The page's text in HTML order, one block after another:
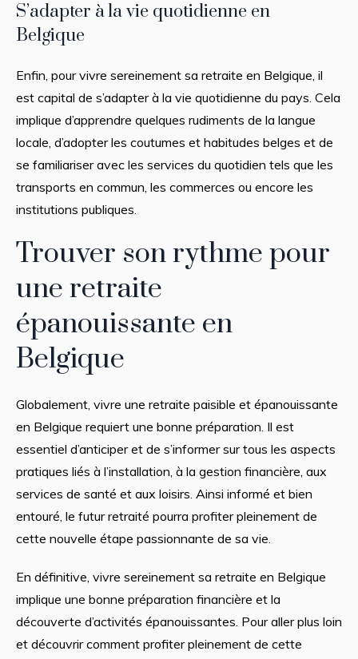
S’adapter à la vie quotidienne en
Belgique
Enfin, pour vivre sereinement sa retraite en Belgique, il
est capital de s’adapter à la vie quotidienne du pays. Cela
implique d’apprendre quelques rudiments de la langue
locale, d’adopter les coutumes et habitudes belges et de
se familiariser avec les services du quotidien tels que les
transports en commun, les commerces ou encore les
institutions publiques.
Trouver son rythme pour
une retraite
épanouissante en
Belgique
Globalement, vivre une retraite paisible et épanouissante
en Belgique requiert une bonne préparation. Il est
essentiel d’anticiper et de s’informer sur tous les aspects
pratiques liés à l’installation, à la gestion financière, aux
services de santé et aux loisirs. Ainsi informé et bien
entouré, le futur retraité pourra profiter pleinement de
cette nouvelle étape passionnante de sa vie.
En définitive, vivre sereinement sa retraite en Belgique
implique une bonne préparation financière et la
découverte d’activités épanouissantes. Pour aller plus loin
et découvrir comment profiter pleinement de cette